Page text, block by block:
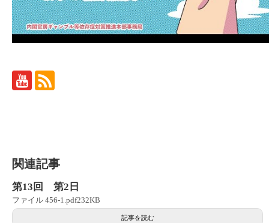
関連記事
第13回 第2日
ファイル 456-1.pdf232KB
記事を読む